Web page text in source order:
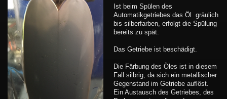
Ist beim Spülen des
Automatikgetriebes das Öl gräulich
bis silberfarben, erfolgt die Spülung
bereits zu spät.
Das Getriebe ist beschädigt.
Die Färbung des Öles ist in diesem
Fall silbrig, da sich ein metallischer
Gegenstand im Getriebe auflöst.
Ein Austausch des Getriebes, des